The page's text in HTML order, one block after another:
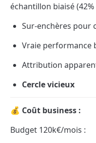
échantillon biaisé
Sur-enchères pour
Vraie performance
Attribution
Cercle vicieux
💰 Coût business :
Budget 120k€/mois :